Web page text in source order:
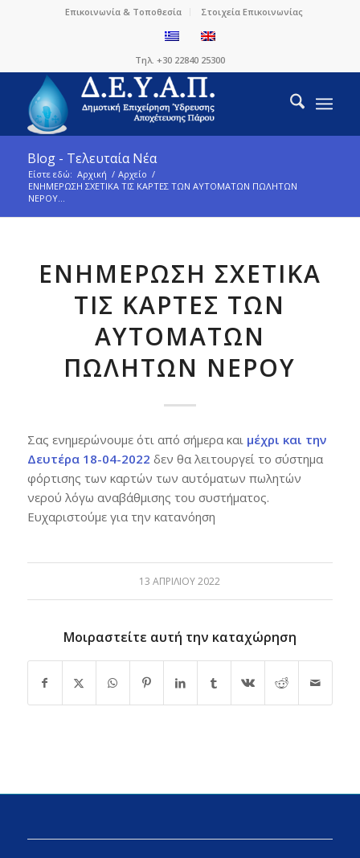
Επικοινωνία & Τοποθεσία Στοιχεία Επικοινωνίας
Τηλ. +30 22840 25300
Blog - Τελευταία Νέα
Είστε εδώ: Αρχική / Αρχείο /
ΕΝΗΜΕΡΩΣΗ ΣΧΕΤΙΚΑ ΤΙΣ ΚΑΡΤΕΣ ΤΩΝ ΑΥΤΟΜΑΤΩΝ ΠΩΛΗΤΩΝ
ΝΕΡΟΥ...
ΕΝΗΜΕΡΩΣΗ ΣΧΕΤΙΚΑ
ΤΙΣ ΚΑΡΤΕΣ ΤΩΝ
ΑΥΤΟΜΑΤΩΝ
ΠΩΛΗΤΩΝ ΝΕΡΟΥ
Σας ενημερώνουμε ότι από σήμερα και μέχρι και την
Δευτέρα 18-04-2022 δεν θα λειτουργεί το σύστημα
φόρτισης των καρτών των αυτόματων πωλητών
νερού λόγω αναβάθμισης του συστήματος.
Ευχαριστούμε για την κατανόηση
13 ΑΠΡΙΛΊΟΥ 2022
Μοιραστείτε αυτή την καταχώρηση